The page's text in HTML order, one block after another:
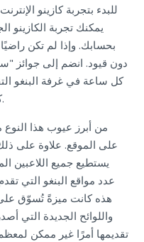
للبدء بتجربة كازينو
يمكنك تجربة الكازينو
بحسابك. وإذا لم تكن
دون قيود. انضم إلى جوائز
كل ساعة في غرفة البنغو
كبرى عالية مضمونة لبطاقات الخصم.
من أبرز عيوب هذا
على الموقع. علاوة على
يستطيع جميع اللاعبين
عدد مواقع البنغو التي
هذه كانت ميزةً تُسوّق على
واللوائح الجديدة التي
تقديمها أمرًا غير ممكن